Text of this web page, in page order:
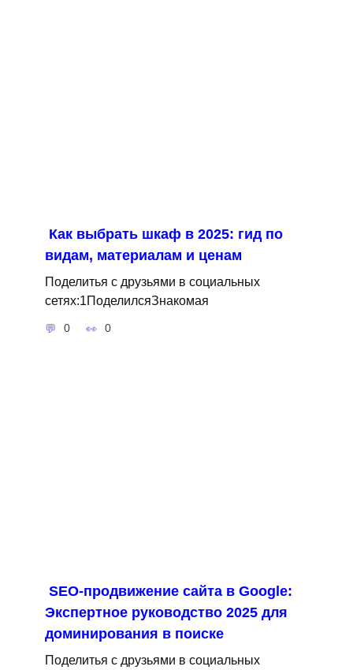
Как выбрать шкаф в 2025: гид по
видам, материалам и ценам
Поделитья с друзьями в социальных
сетях:1ПоделилсяЗнакомая
0 0
SEO-продвижение сайта в Google:
Экспертное руководство 2025 для
доминирования в поиске
Поделитья с друзьями в социальных